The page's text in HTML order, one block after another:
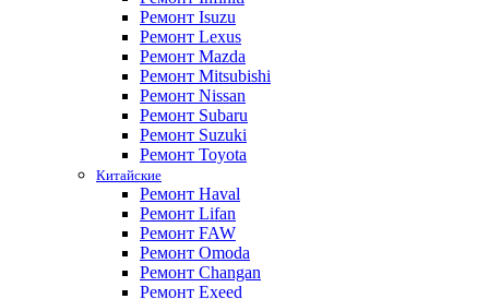
Ремонт Isuzu
Ремонт Lexus
Ремонт Mazda
Ремонт Mitsubishi
Ремонт Nissan
Ремонт Subaru
Ремонт Suzuki
Ремонт Toyota
Китайские
Ремонт Haval
Ремонт Lifan
Ремонт FAW
Ремонт Omoda
Ремонт Changan
Ремонт Exeed